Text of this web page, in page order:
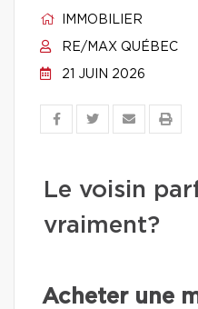
IMMOBILIER
RE/MAX QUÉBEC
21 JUIN 2026
Le voisin
vraiment?
Acheter une